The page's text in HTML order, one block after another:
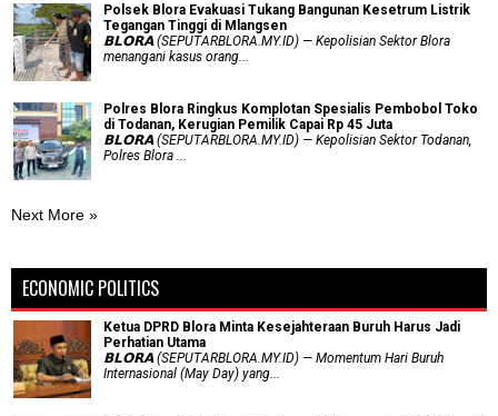
Polsek Blora Evakuasi Tukang Bangunan Kesetrum Listrik
Tegangan Tinggi di Mlangsen
𝗕𝗟𝗢𝗥𝗔 (SEPUTARBLORA.MY.ID) — Kepolisian Sektor Blora
menangani kasus orang...
Polres Blora Ringkus Komplotan Spesialis Pembobol Toko
di Todanan, Kerugian Pemilik Capai Rp 45 Juta
𝗕𝗟𝗢𝗥𝗔 (SEPUTARBLORA.MY.ID) — Kepolisian Sektor Todanan,
Polres Blora ...
Next More »
ECONOMIC POLITICS
Ketua DPRD Blora Minta Kesejahteraan Buruh Harus Jadi
Perhatian Utama
​𝗕𝗟𝗢𝗥𝗔 (SEPUTARBLORA.MY.ID) — Momentum Hari Buruh
Internasional (May Day) yang...